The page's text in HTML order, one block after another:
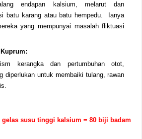
endapan kalsium, melarut dan
batu karang atau batu hempedu. Ianya
yang mempunyai masalah fliktuasi
kerangka dan pertumbuhan otot,
diperlukan untuk membaiki tulang, rawan
gelas susu tinggi kalsium = 80 biji badam